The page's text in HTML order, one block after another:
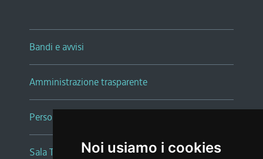
Noi usiamo i cookies
Bandi e avvisi
Amministrazione trasparente
Persone e Uffici
Sala Tiziano Tessitori